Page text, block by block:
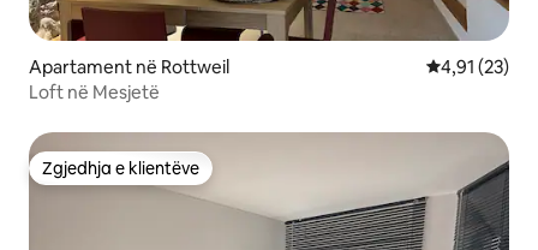
Apartament në Rottweil Vlerësimi
4,91 (23)
Loft në Mesjetë
Zgjedhja e klientëve
Zgjedhja e klientëve